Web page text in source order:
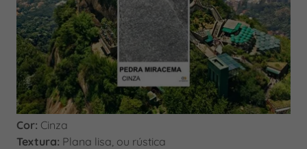
Cor: Cinza
Textura: Plana lisa, ou rústica